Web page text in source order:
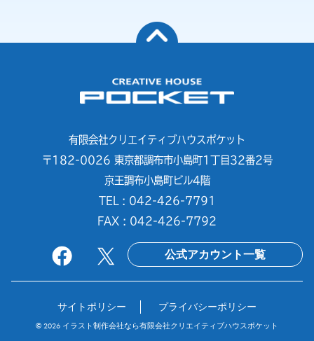
有限会社クリエイティブハウスポケット
〒182-0026 東京都調布市小島町1丁目32番2号
京王調布小島町ビル4階
TEL : 042-426-7791
FAX : 042-426-7792
公式アカウント一覧
サイトポリシー プライバシーポリシー
© 2026 イラスト制作会社なら有限会社クリエイティブハウスポケット